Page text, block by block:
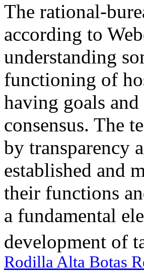
The rational-
according to
understanding
functioning of
having goals and
consensus. The
by transparency
established and
their functions
a fundamental
development of
Rodilla Alta Botas